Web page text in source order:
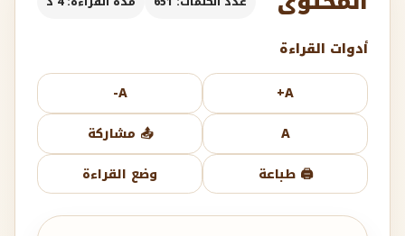
أدوات القراءة
A+
A-
A
📤 مشاركة
🖨️ طباعة
وضع القراءة